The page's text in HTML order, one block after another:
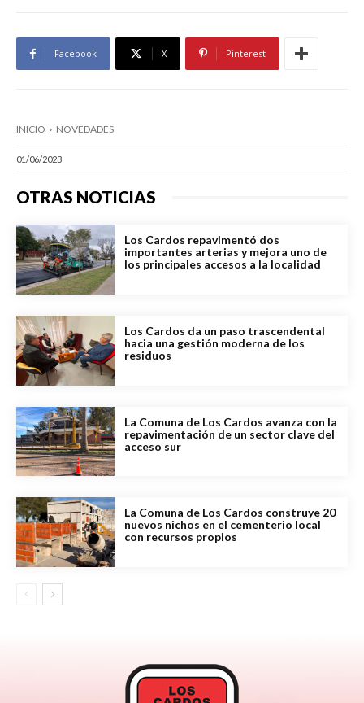
Facebook X Pinterest
INICIO NOVEDADES
01/06/2023
OTRAS NOTICIAS
Los Cardos repavimentó dos
importantes arterias y mejora uno de
los principales accesos a la localidad
Los Cardos da un paso trascendental
hacia una gestión moderna de los
residuos
La Comuna de Los Cardos avanza con la
repavimentación de un sector clave del
acceso sur
La Comuna de Los Cardos construye 20
nuevos nichos en el cementerio local
con recursos propios